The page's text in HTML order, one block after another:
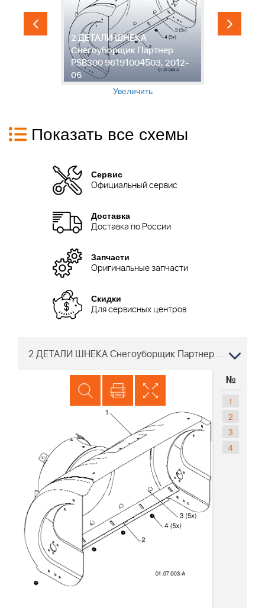
2 ДЕТАЛИ ШНЕКА
Снегоуборщик Партнер
PSB300 96191004503, 2012-
06
Увеличить
Показать все схемы
Сервис
Официальный сервис
Доставка
Доставка по России
Запчасти
Оригинальные запчасти
Скидки
Для сервисных центров
2 ДЕТАЛИ ШНЕКА Снегоуборщик Партнер PSB300 96191004503, 2012-06
№
1
2
3
4